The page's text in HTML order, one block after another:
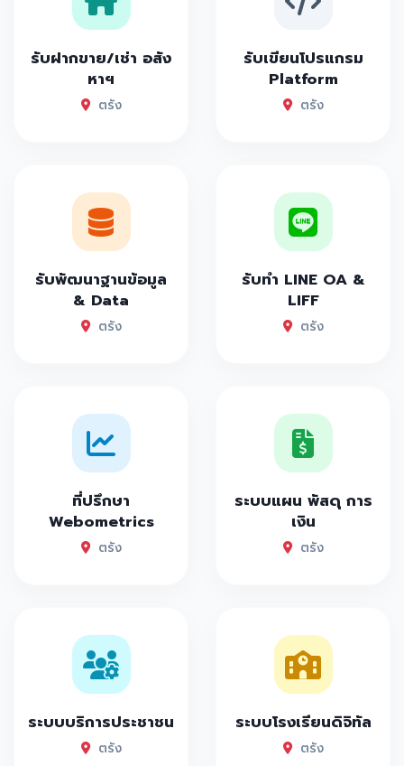
รับฝากขาย/เช่า อสัง
หาฯ
ตรัง
รับเขียนโปรแกรม
Platform
ตรัง
รับพัฒนาฐานข้อมูล
& Data
ตรัง
รับทำ LINE OA &
LIFF
ตรัง
ที่ปรึกษา
Webometrics
ตรัง
ระบบแผน พัสดุ การ
เงิน
ตรัง
ระบบบริการประชาชน
ตรัง
ระบบโรงเรียนดิจิทัล
ตรัง